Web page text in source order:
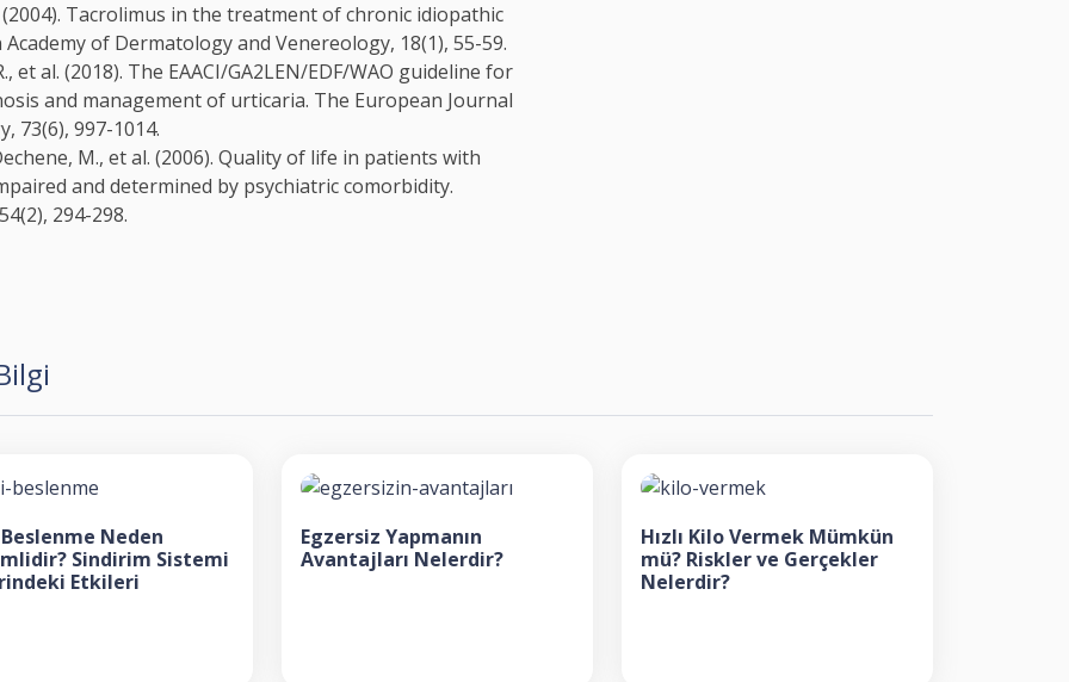
(2004). Tacrolimus in the treatment of chronic idiopathic
of Dermatology and Venereology, 18(1), 55-59.
et al. (2018). The EAACI/GA2LEN/EDF/WAO guideline for
and management of urticaria. The European Journal
73(6), 997-1014.
M., et al. (2006). Quality of life in patients with
and determined by psychiatric comorbidity.
294-298.
Neden
Sindirim Sistemi
Etkileri
Egzersiz Yapmanın
Avantajları Nelerdir?
Hızlı Kilo Vermek Mümkün
mü? Riskler ve Gerçekler
Nelerdir?